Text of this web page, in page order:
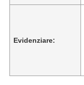
Evidenziare: